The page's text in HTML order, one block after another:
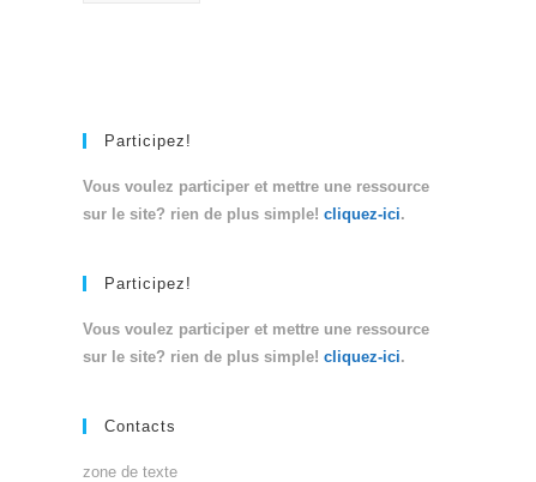
Participez!
Vous voulez participer et mettre une ressource
sur le site? rien de plus simple! cliquez-ici.
Participez!
Vous voulez participer et mettre une ressource
sur le site? rien de plus simple! cliquez-ici.
Contacts
zone de texte